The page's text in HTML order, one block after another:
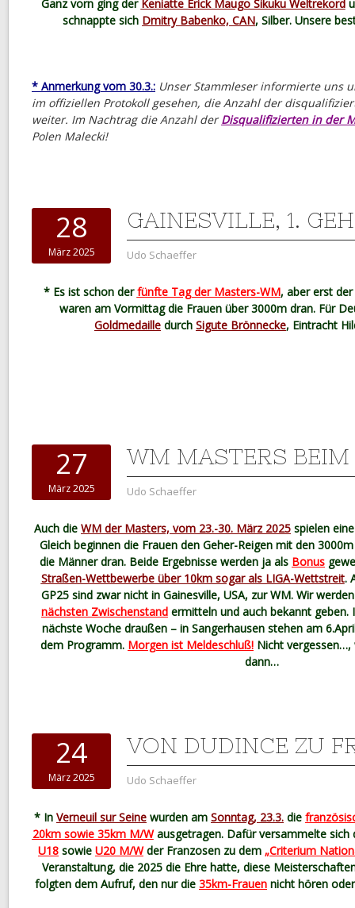
Ganz vorn ging der Keniatte Erick Maugo Sikuku Weltrekord
schnappte sich Dmitry Babenko, CAN, Silber. Unsere
* Anmerkung vom 30.3.: Unser Stammleser informierte uns
im offiziellen Protokoll gesehen, die Anzahl der
weiter. Im Nachtrag die Anzahl derDisqualifizierten in der
Polen Malecki!
28
März 2025
GAINESVILLE, 1.
Udo Schaeffer
* Es ist schon derfünfte Tag der Masters-WM, aber erst der
waren am Vormittag die Frauen über 3000m dran. Für
Goldmedaille durch Sigute Brönnecke, Eintracht
27
März 2025
WM MASTERS BEIM
Udo Schaeffer
Auch die WM der Masters, vom 23.-30. März 2025 spielen
Gleich beginnen die Frauen den Geher-Reigen mit den
die Männer dran. Beide Ergebnisse werden ja als Bonus
Straßen-Wettbewerbe über 10km sogar als LIGA-Wettstreit.
GP25 sind zwar nicht in Gainesville, USA, zur WM. Wir
nächsten Zwischenstand ermitteln und auch bekannt geben.
nächste Woche draußen – in Sangerhausen stehen am
dem Programm. Morgen ist Meldeschluß! Nicht vergessen…,
dann…
24
März 2025
VON DUDINCE ZU
Udo Schaeffer
* In Verneuil sur Seine wurden am Sonntag, 23.3. die
20km sowie 35km M/Wausgetragen. Dafür versammelte sich
U18 sowie U20 M/Wder Franzosen zu dem „Criterium
Veranstaltung, die 2025 die Ehre hatte, diese
folgten dem Aufruf, den nur die 35km-Frauen nicht hören